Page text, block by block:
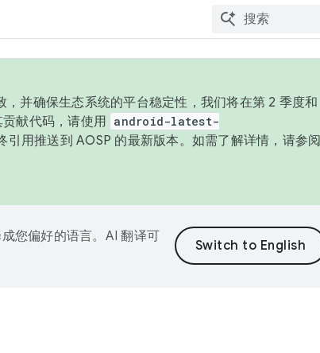
并确保生态系统的平台稳定性，我们将在第 2 季度和
献代码，请使用 android-latest-
引用推送到 AOSP 的最新版本。如需了解详情，请参阅
您偏好的语言。AI 翻译可